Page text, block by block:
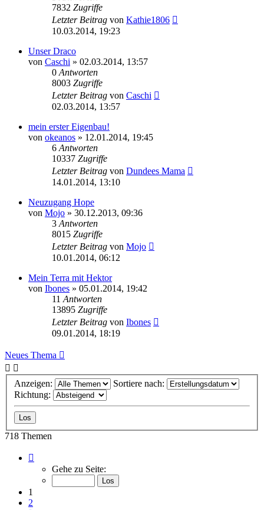
7832 Zugriffe
Letzter Beitrag von Kathie1806
10.03.2014, 19:23
Unser Draco
von Caschi » 02.03.2014, 13:57
0 Antworten
8003 Zugriffe
Letzter Beitrag von Caschi
02.03.2014, 13:57
mein erster Eigenbau!
von okeanos » 12.01.2014, 19:45
6 Antworten
10337 Zugriffe
Letzter Beitrag von Dundees Mama
14.01.2014, 13:10
Neuzugang Hope
von Mojo » 30.12.2013, 09:36
3 Antworten
8015 Zugriffe
Letzter Beitrag von Mojo
10.01.2014, 06:12
Mein Terra mit Hektor
von Ibones » 05.01.2014, 19:42
11 Antworten
13895 Zugriffe
Letzter Beitrag von Ibones
09.01.2014, 18:19
Neues Thema
Anzeigen:
Sortiere nach:
Richtung:
718 Themen
von
Gehe zu Seite:
1
2